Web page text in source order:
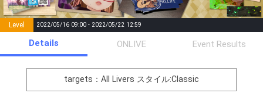
Level 2022/05/16 09:00 - 2022/05/22 12:59
Points List of Goal
number of
positions
Rema
0 Event Begins!
Details ONLIVE Event Results
targets：All Livers スタイル:Classic